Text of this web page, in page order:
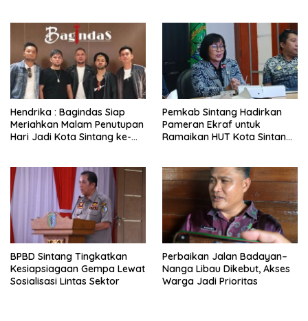
Hendrika : Bagindas Siap
Meriahkan Malam Penutupan
Hari Jadi Kota Sintang ke-
Pemkab Sintang Hadirkan
Pameran Ekraf untuk
Ramaikan HUT Kota Sintang
BPBD Sintang Tingkatkan
Kesiapsiagaan Gempa Lewat
Sosialisasi Lintas Sektor
Perbaikan Jalan Badayan–
Nanga Libau Dikebut, Akses
Warga Jadi Prioritas